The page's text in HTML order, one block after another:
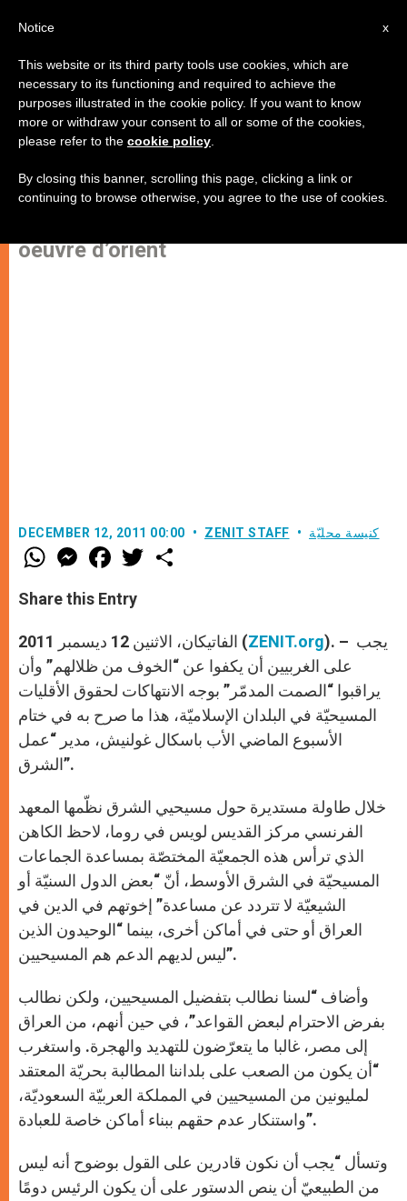
صمت الغربيين مجحف بحق مصير
مسيحيّي الشرق
oeuvre d’orient
DECEMBER 12, 2011 00:00 ZENIT STAFF كنيسة محليّة
W
h
t
s
p
p
M
e
s
e
e
r
F
a
e
b
o
k
w
r
Share this Entry
الفاتيكان، الاثنين 12 ديسمبر 2011 (ZENIT.org). – يجب
على الغربيين أن يكفوا عن “الخوف من ظلالهم” وأن
يراقبوا “الصمت المدمّر” بوجه الانتهاكات لحقوق الأقليات
المسيحيّة في البلدان الإسلاميّة، هذا ما صرح به في ختام
الأسبوع الماضي الأب باسكال غولنيش، مدير “عمل
الشرق”.
خلال طاولة مستديرة حول مسيحيي الشرق نظّمها المعهد
الفرنسي مركز القديس لويس في روما، لاحظ الكاهن
الذي ترأس هذه الجمعيّة المختصّة بمساعدة الجماعات
المسيحيّة في الشرق الأوسط، أنّ “بعض الدول السنيّة أو
الشيعيّة لا تتردد عن مساعدة” إخوتهم في الدين في
العراق أو حتى في أماكن أخرى، بينما “الوحيدون الذين
ليس لديهم الدعم هم المسيحيين”.
وأضاف “لسنا نطالب بتفضيل المسيحيين، ولكن نطالب
بفرض الاحترام لبعض القواعد”، في حين أنهم، من العراق
إلى مصر، غالبا ما يتعرّضون للتهديد والهجرة. واستغرب
“أن يكون من الصعب على بلداننا المطالبة بحريّة المعتقد
لمليونين من المسيحيين في المملكة العربيّة السعوديّة،
واستنكار عدم حقهم ببناء أماكن خاصة للعبادة”.
وتسأل “يجب أن نكون قادرين على القول بوضوح أنه ليس
من الطبيعيّ أن ينص الدستور على أن يكون الرئيس دومًا
x
Notice
This website or its third party tools use cookies, which are
necessary to its functioning and required to achieve the
purposes illustrated in the cookie policy. If you want to know
more or withdraw your consent to all or some of the cookies,
please refer to the cookie policy
By closing this banner, scrolling this page, clicking a link or
continuing to browse otherwise, you agree to the use of cookies.